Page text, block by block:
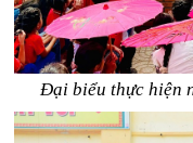
Đại biểu thực hiện